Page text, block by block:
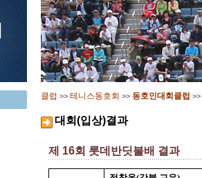
클럽 >> 테니스동호회 >> 동호인대회클럽 >>
대회(입상)결과
제 16회 롯데반딧불배 결과